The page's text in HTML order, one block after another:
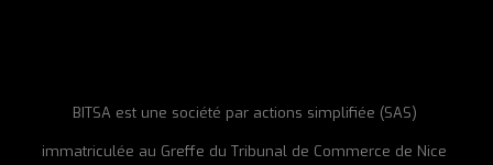
BITSA est une société par actions simplifiée (SAS)
immatriculée au Greffe du Tribunal de Commerce de Nice